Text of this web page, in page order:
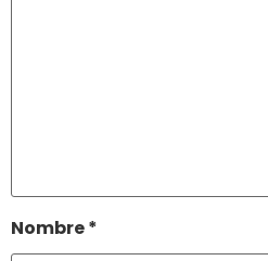
Nombre*